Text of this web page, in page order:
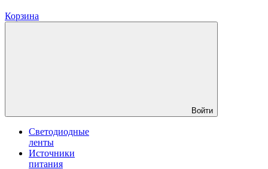
Корзина
Войти
Светодиодные
ленты
Источники
питания